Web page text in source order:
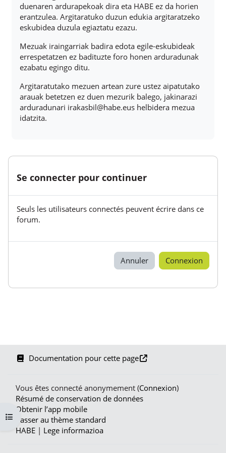
Ouvrir l’index du cours
duenaren ardurapekoak dira eta HABE ez da horien
erantzulea. Argitaratuko duzun edukia argitaratzeko
eskubidea duzula egiaztatu ezazu.
Mezuak iraingarriak badira edota egile-eskubideak
errespetatzen ez badituzte foro honen arduradunak
ezabatu egingo ditu.
Argitaratutako mezuen artean zure ustez aipatutako
arauak betetzen ez duen mezurik balego, jakinarazi
arduradunari irakasbil@habe.eus helbidera mezua
idatzita.
Se connecter pour continuer
Seuls les utilisateurs connectés peuvent écrire dans ce
forum.
Annuler Connexion
Documentation pour cette page
Vous êtes connecté anonymement (Connexion)
Résumé de conservation de données
Obtenir l’app mobile
Passer au thème standard
HABE | Lege informazioa